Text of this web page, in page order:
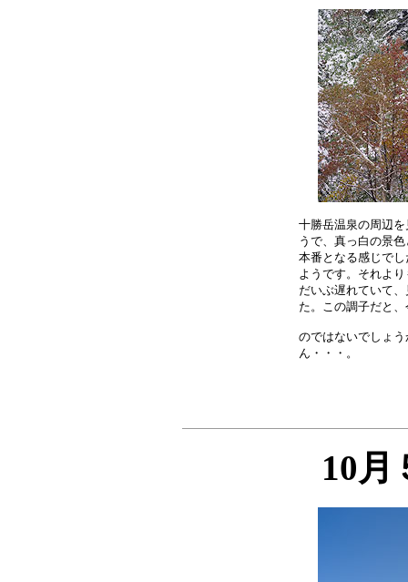
十勝岳温泉の周辺
うで、真っ白の景
本番となる感じで
ようです。それよ
だいぶ遅れていて
た。この調子だと
のではないでしょ
10月